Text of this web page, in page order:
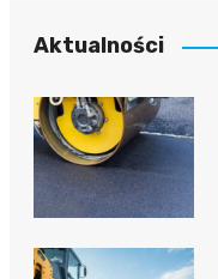
Aktualności